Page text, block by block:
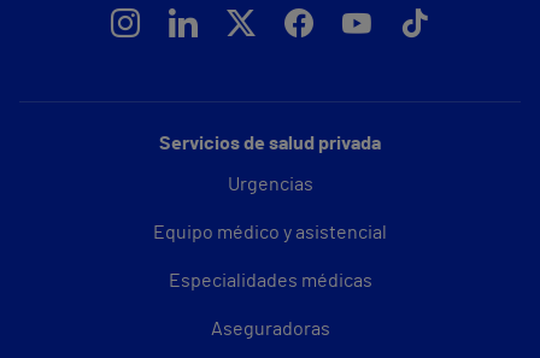
Servicios de salud privada
Urgencias
Equipo médico y asistencial
Especialidades médicas
Aseguradoras